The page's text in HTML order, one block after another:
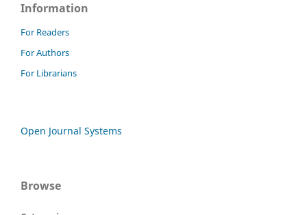
Information
For Readers
For Authors
For Librarians
Open Journal Systems
Browse